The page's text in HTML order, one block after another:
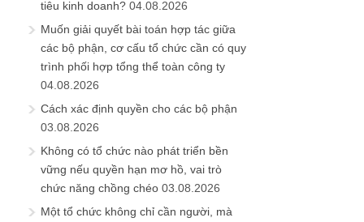
tiêu kinh doanh? 04.08.2026
Muốn giải quyết bài toán hợp tác giữa
các bộ phận, cơ cấu tổ chức cần có quy
trình phối hợp tổng thể toàn công ty
04.08.2026
Cách xác định quyền cho các bộ phận
03.08.2026
Không có tổ chức nào phát triển bền
vững nếu quyền hạn mơ hồ, vai trò
chức năng chồng chéo 03.08.2026
Một tổ chức không chỉ cần người, mà